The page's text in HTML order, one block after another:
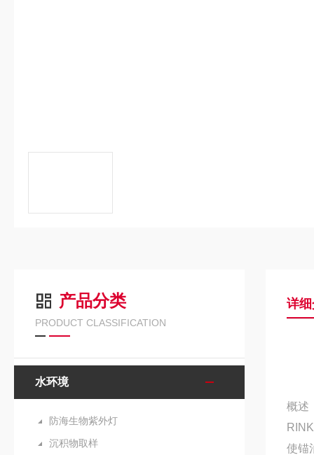
产品分类
PRODUCT CLASSIFICATION
水环境
防海生物紫外灯
沉积物取样
详
概述
使锚